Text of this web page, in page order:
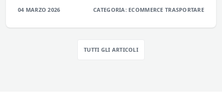
04 MARZO 2026 CATEGORIA: ECOMMERCE TRASPORTARE
TUTTI GLI ARTICOLI